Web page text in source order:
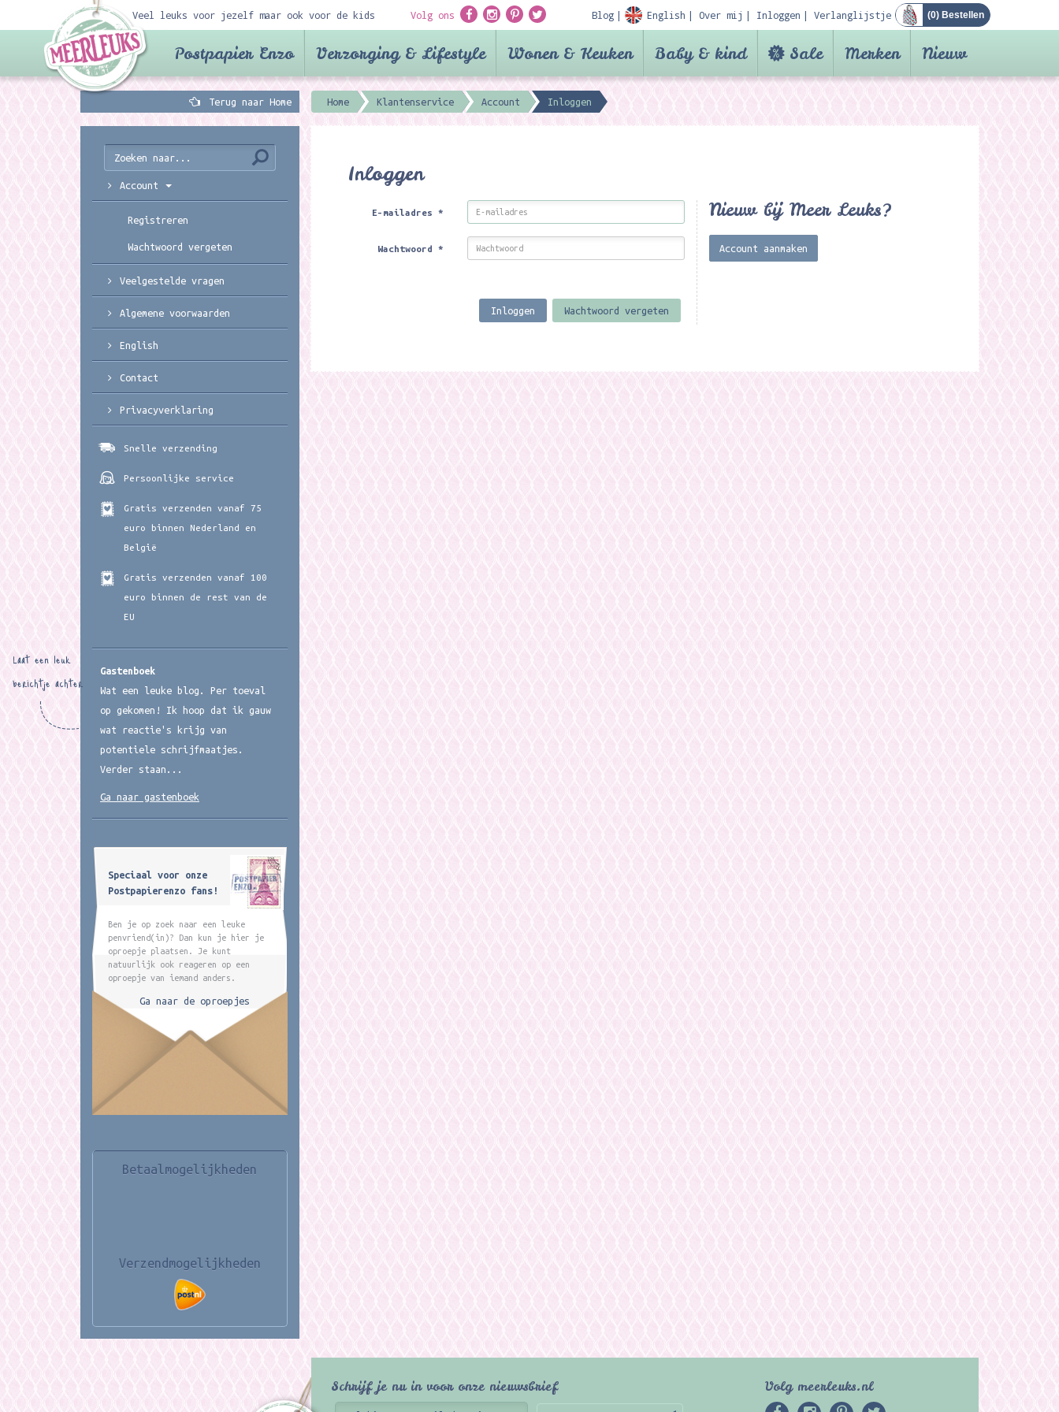
Veel leuks voor jezelf maar ook voor de kids Volg ons Blog English Over mij Inloggen Verlanglijstje (0) Bestellen
Postpapier Enzo Verzorging & Lifestyle Wonen & Keuken Baby & kind Sale Merken Nieuw
Terug naar Home Home Klantenservice Account Inloggen
Inloggen
E-mailadres*
Wachtwoord*
Inloggen Wachtwoord vergeten
Nieuw bij Meer Leuks?
Account aanmaken
Account
Registreren
Wachtwoord vergeten
Veelgestelde vragen
Algemene voorwaarden
English
Contact
Privacyverklaring
Snelle verzending
Persoonlijke service
Gratis verzenden vanaf 75
euro binnen Nederland en
België
Gratis verzenden vanaf 100
euro binnen de rest van de
EU
Gastenboek
Wat een leuke blog. Per toeval
op gekomen! Ik hoop dat ik gauw
wat reactie's krijg van
potentiele schrijfmaatjes.
Verder staan...
Laat een leuk
berichtje achter
Ga naar gastenboek
Speciaal voor onze
Postpapierenzo fans!
Ben je op zoek naar een leuke
penvriend(in)? Dan kun je hier je
oproepje plaatsen. Je kunt
natuurlijk ook reageren op een
oproepje van iemand anders.
Ga naar de oproepjes
Betaalmogelijkheden
Verzendmogelijkheden
Schrijf je nu in voor onze nieuwsbrief Volg meerleuks.nl